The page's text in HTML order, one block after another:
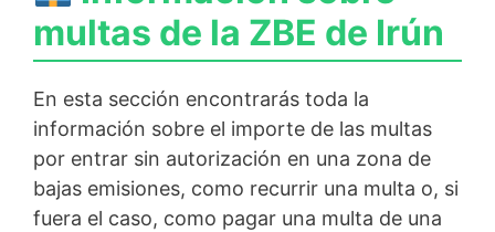
multas de la ZBE de Irún
En esta sección encontrarás toda la
información sobre el importe de las multas
por entrar sin autorización en una zona de
bajas emisiones, como recurrir una multa o, si
fuera el caso, como pagar una multa de una